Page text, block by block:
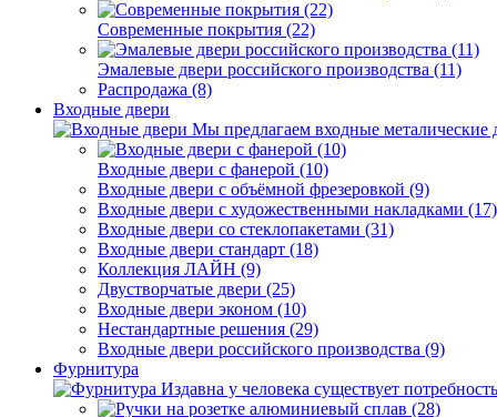
Современные покрытия (22)
Эмалевые двери российского производства (11)
Распродажа (8)
Входные двери
Мы предлагаем входные металические
Входные двери с фанерой (10)
Входные двери с объёмной фрезеровкой (9)
Входные двери с художественными накладками (17)
Входные двери со стеклопакетами (31)
Входные двери стандарт (18)
Коллекция ЛАЙН (9)
Двустворчатые двери (25)
Входные двери эконом (10)
Нестандартные решения (29)
Входные двери российского производства (9)
Фурнитура
Издавна у человека существует